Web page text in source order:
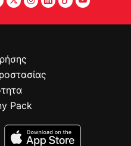
Pack